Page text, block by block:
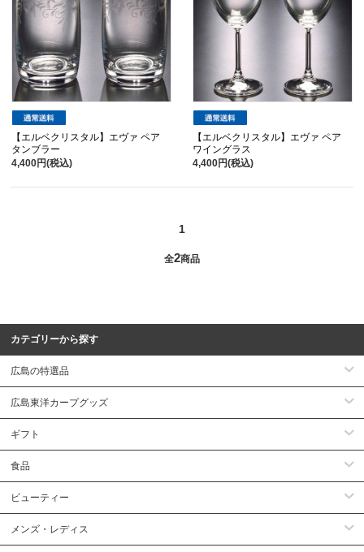
【エルベクリスタル】エヴァ ペア
タンブラー
4,400円(税込)
【エルベクリスタル】エヴァ ペア
ワイングラス
4,400円(税込)
1
全2商品
カテゴリーから探す
広島の特選品
広島東洋カープグッズ
ギフト
食品
ビューティー
メンズ・レディス